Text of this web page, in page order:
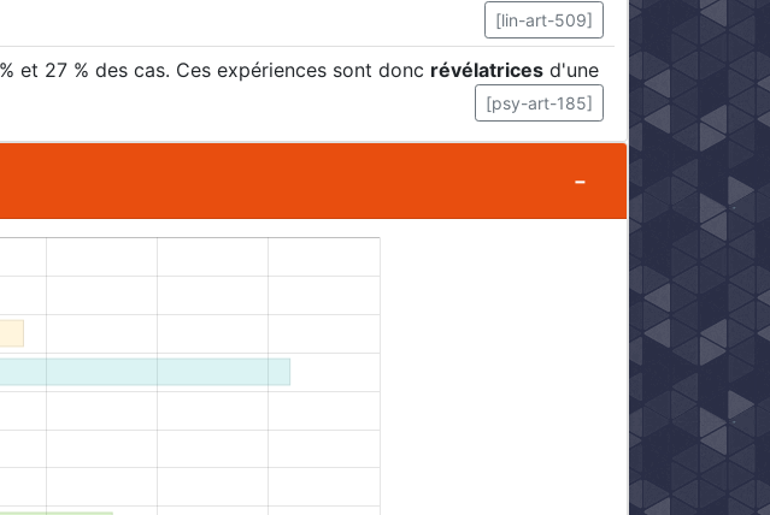
[lin-art-509]
et 27 % des cas. Ces expériences sont donc révélatrices d'une
[psy-art-185]